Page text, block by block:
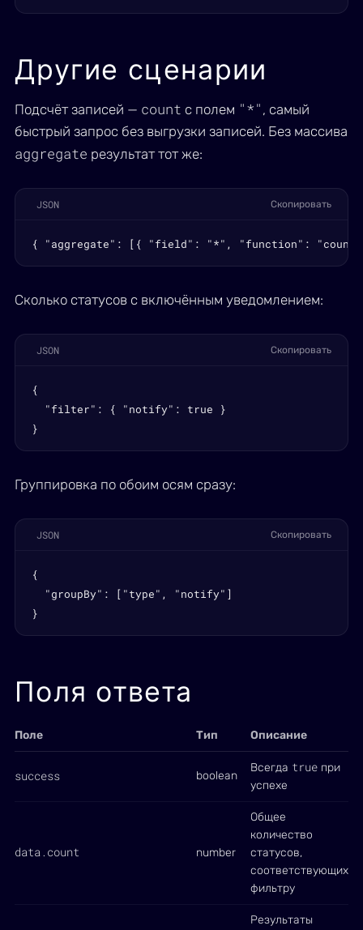
Другие сценарии
Подсчёт записей — count с полем "*" , самый
быстрый запрос без выгрузки записей. Без массива
aggregate результат тот же:
JSON Скопировать
{ "aggregate": [{ "field": "*", "function":
Сколько статусов с включённым уведомлением:
JSON Скопировать
{
  "filter": { "notify": true }
}
Группировка по обоим осям сразу:
JSON Скопировать
{
  "groupBy": ["type", "notify"]
}
Поля ответа
Поле Тип Описание
success boolean
Всегда true при
успехе
data.count number
Общее
количество
статусов,
соответствующих
фильтру
Результаты